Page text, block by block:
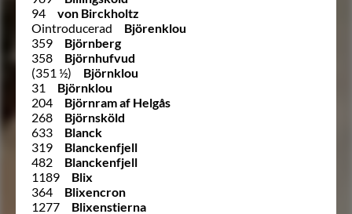
94
von Birckholtz
Ointroducerad
Björenklou
359
Björnberg
358
Björnhufvud
(351 ½)
Björnklou
31
Björnklou
204
Björnram af Helgås
268
Björnsköld
633
Blanck
319
Blanckenfjell
482
Blanckenfjell
1189
Blix
364
Blixencron
1277
Blixenstierna